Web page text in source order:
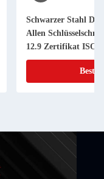
Schwarzer Stahl
Allen
12.9 Zertifikat
Beste